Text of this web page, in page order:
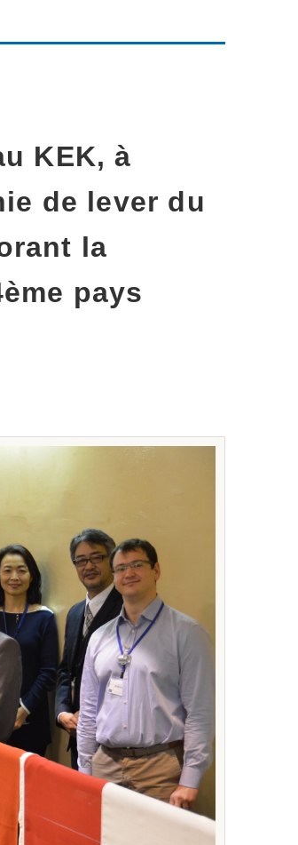
KEK, à
de lever du
la
pays